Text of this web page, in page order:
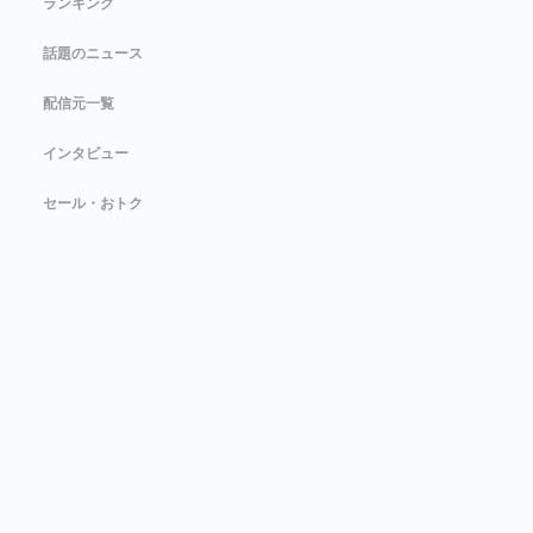
話題のニュース
配信元一覧
インタビュー
セール・おトク